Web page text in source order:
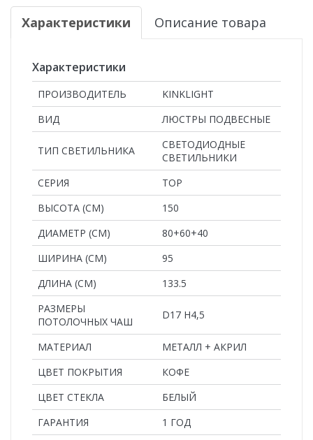
Характеристики Описание товара
Характеристики
ПРОИЗВОДИТЕЛЬ
KINKLIGHT
ВИД
ЛЮСТРЫ ПОДВЕСНЫЕ
ТИП СВЕТИЛЬНИКА
СВЕТОДИОДНЫЕ
СВЕТИЛЬНИКИ
СЕРИЯ
ТОР
ВЫСОТА (СМ)
150
ДИАМЕТР (СМ)
80+60+40
ШИРИНА (СМ)
95
ДЛИНА (СМ)
133.5
РАЗМЕРЫ
ПОТОЛОЧНЫХ ЧАШ
D17 H4,5
MАТЕРИАЛ
МЕТАЛЛ + АКРИЛ
ЦВЕТ ПОКРЫТИЯ
КОФЕ
ЦВЕТ СТЕКЛА
БЕЛЫЙ
ГАРАНТИЯ
1 ГОД